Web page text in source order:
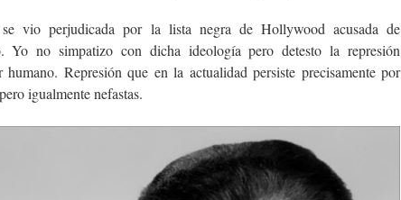
se vio perjudicada por la lista negra de Hollywood acusada de
Yo no simpatizo con dicha ideología pero detesto la represión
Represión que en la actualidad persiste precisamente por
igualmente nefastas.